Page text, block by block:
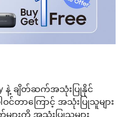
နဲ့ ချိတ်ဆက်အသုံးပြုနိုင်
ဝင်တာကြောင့် အသုံးပြုသူများ
ားကို အသုံးပြုသူများ